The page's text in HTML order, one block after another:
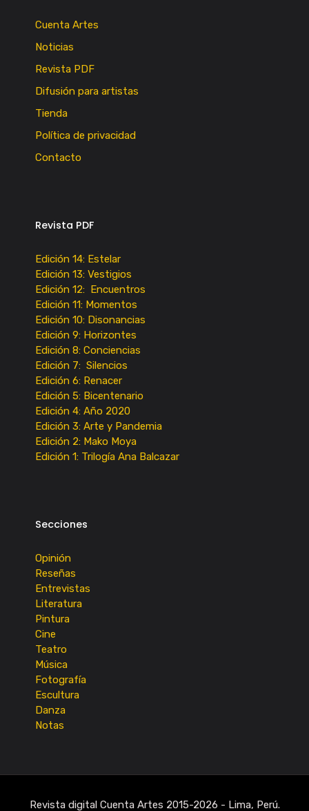
Cuenta Artes
Noticias
Revista PDF
Difusión para artistas
Tienda
Política de privacidad
Contacto
Revista PDF
Edición 14: Estelar
Edición 13: Vestigios
Edición 12: Encuentros
Edición 11: Momentos
Edición 10: Disonancias
Edición 9: Horizontes
Edición 8: Conciencias
Edición 7: Silencios
Edición 6: Renacer
Edición 5: Bicentenario
Edición 4: Año 2020
Edición 3: Arte y Pandemia
Edición 2: Mako Moya
Edición 1: Trilogía Ana Balcazar
Secciones
Opinión
Reseñas
Entrevistas
Literatura
Pintura
Cine
Teatro
Música
Fotografía
Escultura
Danza
Notas
Revista digital Cuenta Artes 2015-2026 - Lima, Perú.